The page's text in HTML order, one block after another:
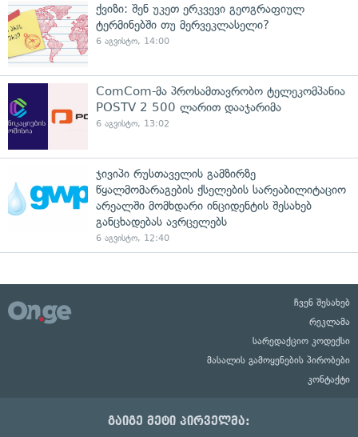
ქვიზი: შენ უკეთ ერკვევი გეოგრაფიულ
ტერმინებში თუ მერვეკლასელი?
6 აგვისტო, 14:00
ComCom-მა პროსამთავრობო ტელეკომპანია
POSTV 2 500 ლარით დააჯარიმა
6 აგვისტო, 13:02
ჯივიპი რუსთაველის გამზირზე
წყალმომარაგების ქსელების სარეაბილიტაციო
არეალში მომხდარი ინციდენტის შესახებ
განცხადებას ავრცელებს
6 აგვისტო, 12:40
ჩვენ შესახებ
რეკლამა
სარედაქციო კოდექსი
მასალის გამოყენების პირობები
კონტაქტი
გაიგე მეტი პირველმა: